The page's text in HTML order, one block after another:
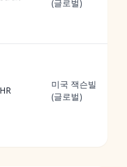
(글로벌)
미국 잭슨빌
(글로벌)